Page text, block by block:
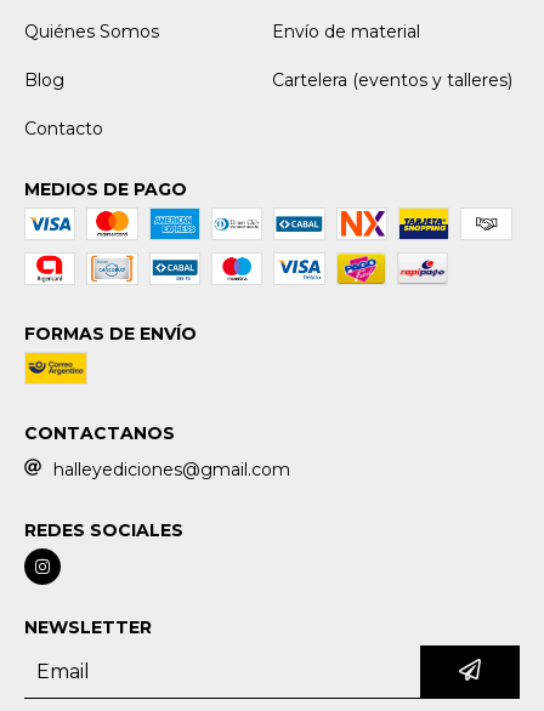
Quiénes Somos Envío de material
Blog Cartelera (eventos y talleres)
Contacto
MEDIOS DE PAGO
FORMAS DE ENVÍO
CONTACTANOS
halleyediciones@gmail.com
REDES SOCIALES
NEWSLETTER